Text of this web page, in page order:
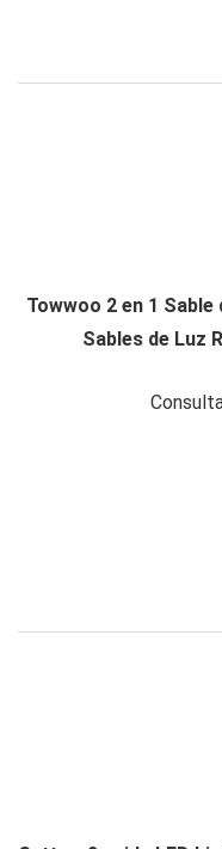
Towwoo 2 en 1 Sable
Sables de Luz